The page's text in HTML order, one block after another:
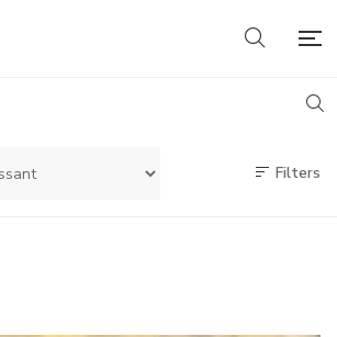
Filters